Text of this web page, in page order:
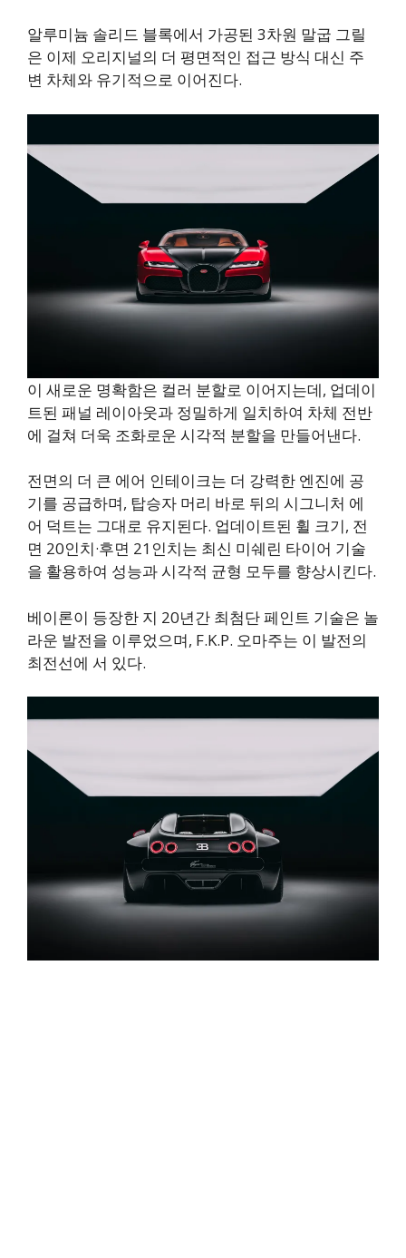
알루미늄 솔리드 블록에서 가공된 3차원 말굽 그릴
은 이제 오리지널의 더 평면적인 접근 방식 대신 주
변 차체와 유기적으로 이어진다.
이 새로운 명확함은 컬러 분할로 이어지는데, 업데이
트된 패널 레이아웃과 정밀하게 일치하여 차체 전반
에 걸쳐 더욱 조화로운 시각적 분할을 만들어낸다.
전면의 더 큰 에어 인테이크는 더 강력한 엔진에 공
기를 공급하며, 탑승자 머리 바로 뒤의 시그니처 에
어 덕트는 그대로 유지된다. 업데이트된 휠 크기, 전
면 20인치·후면 21인치는 최신 미쉐린 타이어 기술
을 활용하여 성능과 시각적 균형 모두를 향상시킨다.
베이론이 등장한 지 20년간 최첨단 페인트 기술은 놀
라운 발전을 이루었으며, F.K.P. 오마주는 이 발전의
최전선에 서 있다.